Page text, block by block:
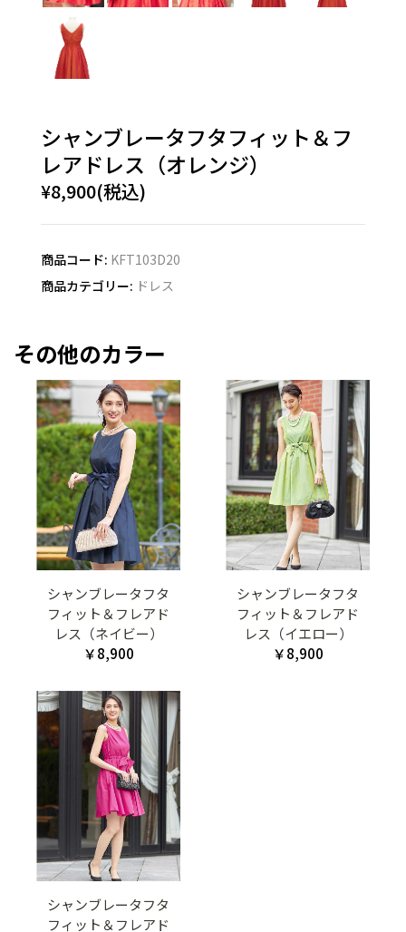
シャンブレータフタフィット＆フ
レアドレス（オレンジ）
¥8,900(税込)
商品コード: KFT103D20
商品カテゴリー: ドレス
その他のカラー
シャンブレータフタ
フィット＆フレアド
レス（ネイビー）
￥8,900
シャンブレータフタ
フィット＆フレアド
レス（イエロー）
￥8,900
シャンブレータフタ
フィット＆フレアド